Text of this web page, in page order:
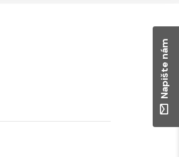
Napište nám